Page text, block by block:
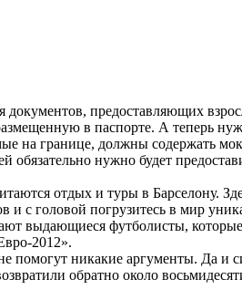
предоставляющих
в паспорте. А теперь
на границе, должны содержать
нужно будет
отдых и туры в Барселону.
с головой погрузитесь в мир
выдающиеся футболисты,
2012».
никакие аргументы. Да и
обратно около